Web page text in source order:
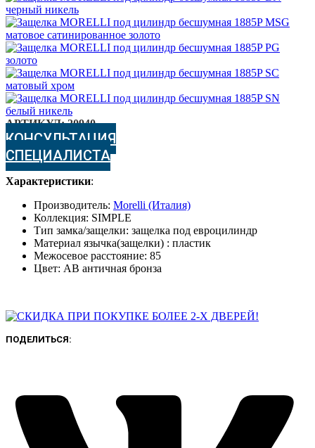
АРТИКУЛ:20940
КОНСУЛЬТАЦИЯ
СПЕЦИАЛИСТА
Характеристики:
Производитель: Morelli (Италия)
Коллекция: SIMPLE
Тип замка/защелки: защелка под евроцилиндр
Материал язычка(защелки) : пластик
Межосевое расстояние: 85
Цвет: AB античная бронза
ПОДЕЛИТЬСЯ: